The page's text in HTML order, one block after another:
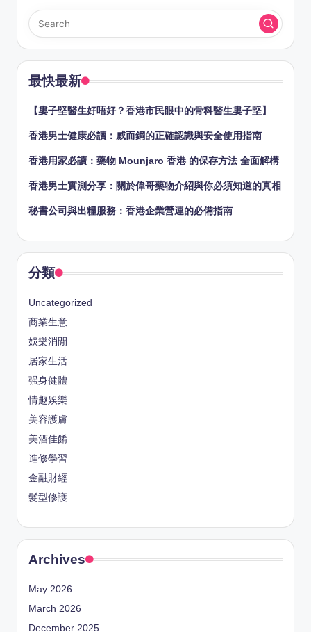
最快最新
【婁子堅醫生好唔好？香港市民眼中的骨科醫生婁子堅】
香港男士健康必讀：威而鋼的正確認識與安全使用指南
香港用家必讀：藥物 Mounjaro 香港 的保存方法 全面解構
香港男士實測分享：關於偉哥藥物介紹與你必須知道的真相
秘書公司與出糧服務：香港企業營運的必備指南
分類
Uncategorized
商業生意
娛樂消閒
居家生活
强身健體
情趣娛樂
美容護膚
美酒佳餚
進修學習
金融財經
髮型修護
Archives
May 2026
March 2026
December 2025